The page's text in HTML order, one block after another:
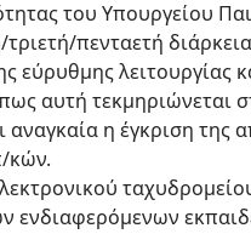
του Υπουργείου
πενταετή
εύρυθμης λειτουργίας
αυτή τεκμηριώνεται
αναγκαία η έγκριση
κών.
ενδιαφερόμενων